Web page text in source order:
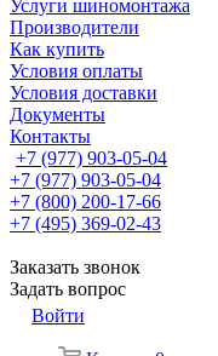
Услуги шиномонтажа
Производители
Как купить
Условия оплаты
Условия доставки
Документы
Контакты
+7 (977) 903-05-04
+7 (977) 903-05-04
+7 (800) 200-17-66
+7 (495) 369-02-43
Заказать звонок
Задать вопрос
Войти